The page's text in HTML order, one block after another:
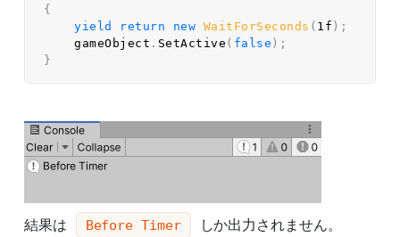
{
yield
return new WaitForSeconds ( 1f ) ;
    gameObject
. SetActive ( false ) ;
}
結果は Before Timer しか出力されません。